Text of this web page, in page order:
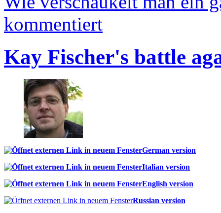
kommentiert
Kay Fischer's battle
German version
Italian version
English version
Russian version